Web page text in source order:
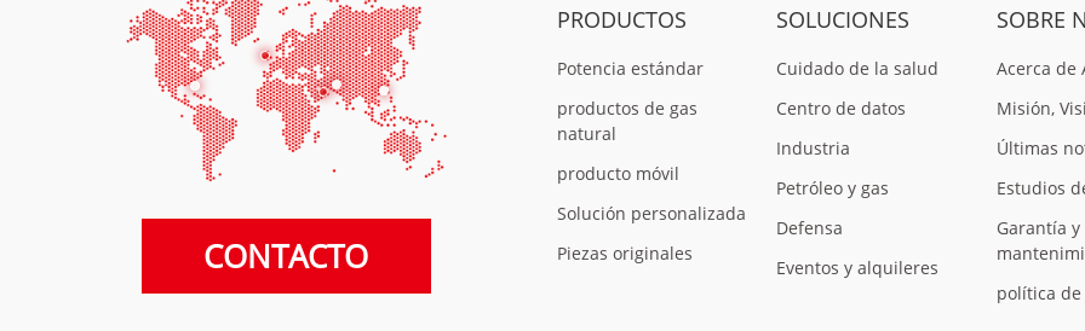
CONTACTO
PRODUCTOS
Potencia estándar
productos de gas
natural
producto móvil
Solución personalizada
Piezas originales
SOLUCIONES
Cuidado de la salud
Centro de datos
Industria
Petróleo y gas
Defensa
Eventos y alquileres
SOBRE
Acerca de
Misión,
Últimas
Estudios
Garantía y
política